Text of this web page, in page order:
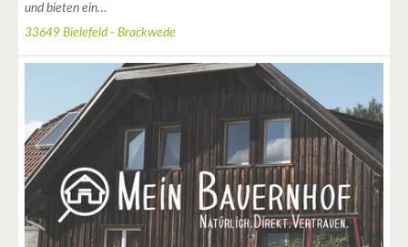
und bieten ein…
33649 Bielefeld - Brackwede